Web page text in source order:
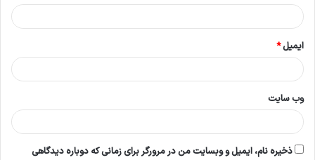
ایمیل*
وب‌ سایت
ذخیره نام، ایمیل و وبسایت من در مرورگر برای زمانی که دوباره دیدگاهی